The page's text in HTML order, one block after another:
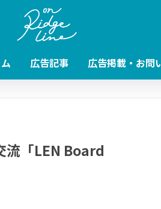
広告記事 広告掲載・お問
流「LEN Board